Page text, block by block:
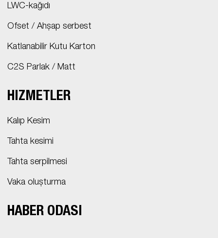
LWC-kağıdı
Ofset / Ahşap serbest
Katlanabilir Kutu Karton
C2S Parlak / Matt
HIZMETLER
Kalıp Kesim
Tahta kesimi
Tahta serpilmesi
Vaka oluşturma
HABER ODASI